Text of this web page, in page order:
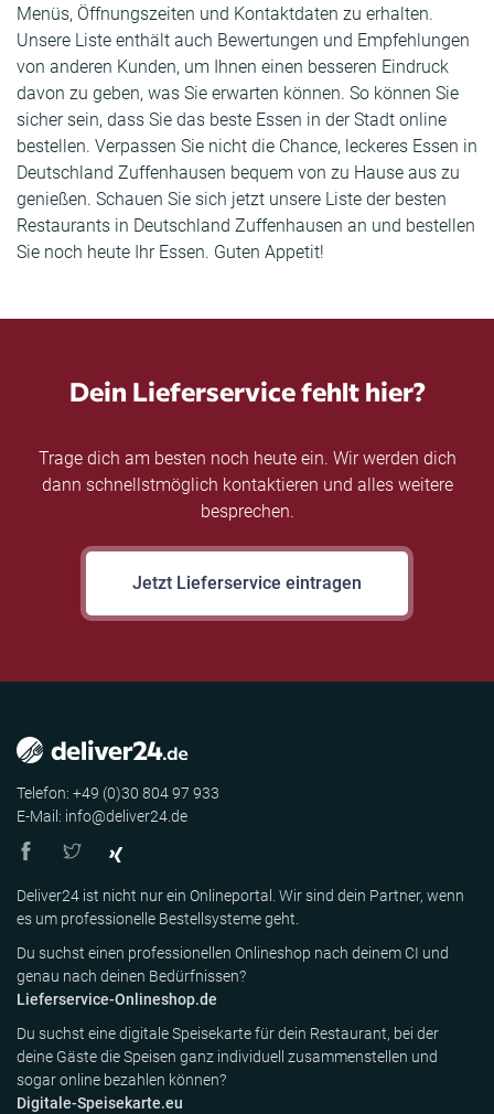
Menüs, Öffnungszeiten und Kontaktdaten zu erhalten.
Unsere Liste enthält auch Bewertungen und Empfehlungen
von anderen Kunden, um Ihnen einen besseren Eindruck
davon zu geben, was Sie erwarten können. So können Sie
sicher sein, dass Sie das beste Essen in der Stadt online
bestellen. Verpassen Sie nicht die Chance, leckeres Essen in
Deutschland Zuffenhausen bequem von zu Hause aus zu
genießen. Schauen Sie sich jetzt unsere Liste der besten
Restaurants in Deutschland Zuffenhausen an und bestellen
Sie noch heute Ihr Essen. Guten Appetit!
Dein Lieferservice fehlt hier?
Trage dich am besten noch heute ein. Wir werden dich
dann schnellstmöglich kontaktieren und alles weitere
besprechen.
Jetzt Lieferservice eintragen
Telefon: +49 (0)30 804 97 933
E-Mail: info@deliver24.de
Deliver24 ist nicht nur ein Onlineportal. Wir sind dein Partner, wenn
es um professionelle Bestellsysteme geht.
Du suchst einen professionellen Onlineshop nach deinem CI und
genau nach deinen Bedürfnissen?
Lieferservice-Onlineshop.de
Du suchst eine digitale Speisekarte für dein Restaurant, bei der
deine Gäste die Speisen ganz individuell zusammenstellen und
sogar online bezahlen können?
Digitale-Speisekarte.eu